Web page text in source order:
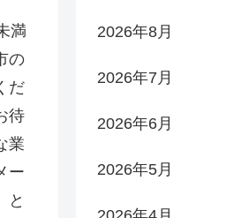
満
の
だ
待
業
ー
と
2026年8月
2026年7月
2026年6月
2026年5月